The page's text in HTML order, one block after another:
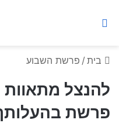
בית / פרשת השבוע
להנצל מתאוות
פרשת